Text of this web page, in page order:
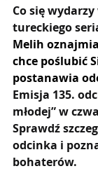
Co się
tureckiego
Melih
chce poślubić
postanawia
Emisja 135.
młodej” w
Sprawdź
odcinka i
bohaterów.